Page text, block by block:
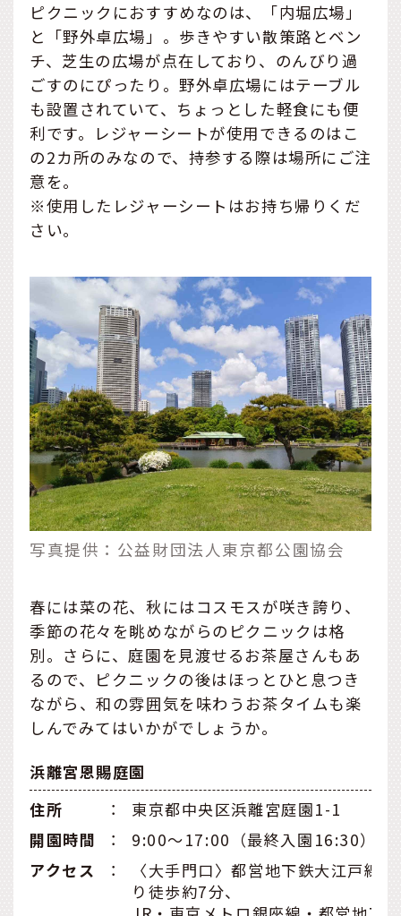
ピクニックにおすすめなのは、「内堀広場」
と「野外卓広場」。歩きやすい散策路とベン
チ、芝生の広場が点在しており、のんびり過
ごすのにぴったり。野外卓広場にはテーブル
も設置されていて、ちょっとした軽食にも便
利です。レジャーシートが使用できるのはこ
の2カ所のみなので、持参する際は場所にご注
意を。
※使用したレジャーシートはお持ち帰りくだ
さい。
写真提供：公益財団法人東京都公園協会
春には菜の花、秋にはコスモスが咲き誇り、
季節の花々を眺めながらのピクニックは格
別。さらに、庭園を見渡せるお茶屋さんもあ
るので、ピクニックの後はほっとひと息つき
ながら、和の雰囲気を味わうお茶タイムも楽
しんでみてはいかがでしょうか。
浜離宮恩賜庭園
住所
：
東京都中央区浜離宮庭園1-1
開園時間
：
9:00～17:00（最終入園16:30）
アクセス
：
〈大手門口〉都営地下鉄大江戸線
り徒歩約7分、